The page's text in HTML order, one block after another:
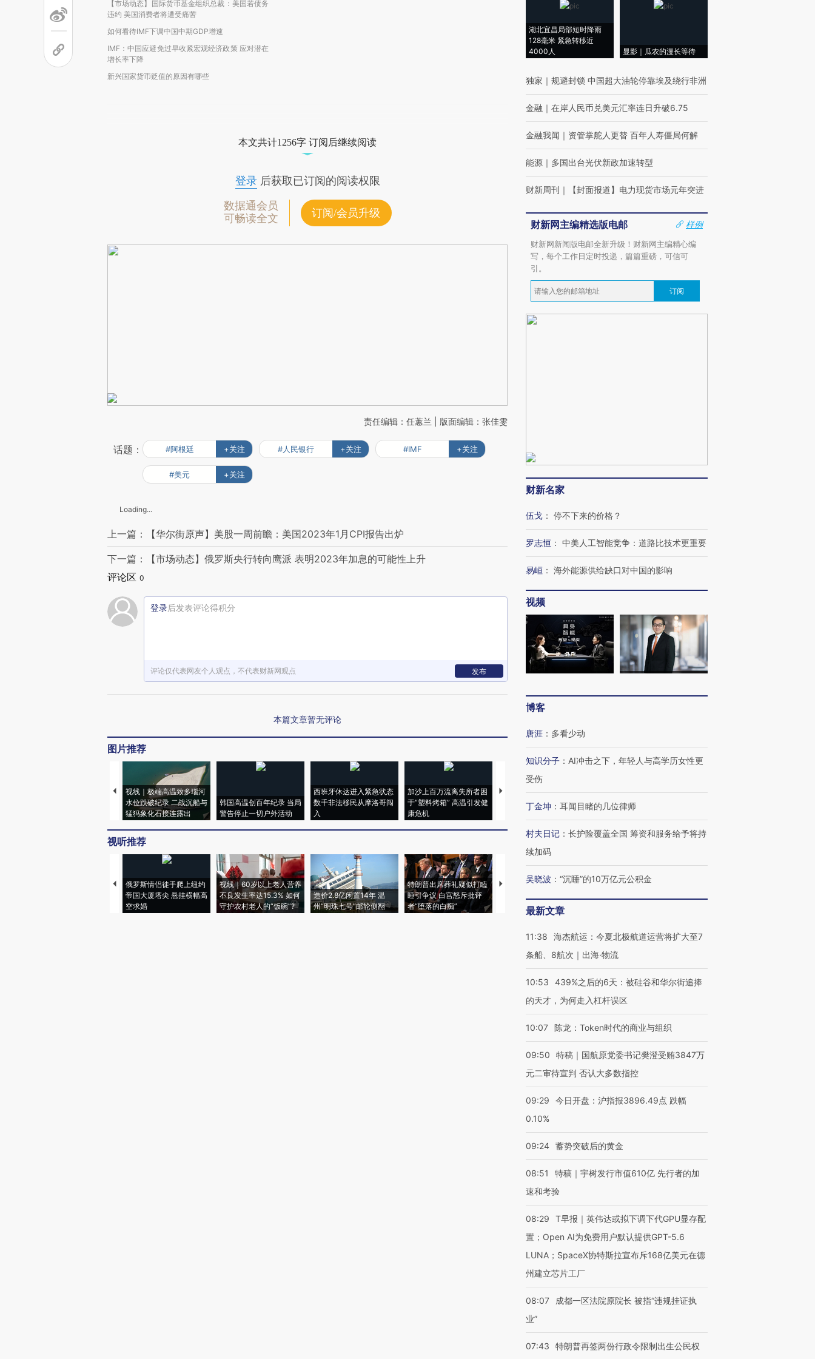
【市场动态】国际货币基金组织总裁：美国若债务
违约 美国消费者将遭受痛苦
如何看待IMF下调中国中期GDP增速
IMF：中国应避免过早收紧宏观经济政策 应对潜在
增长率下降
新兴国家货币贬值的原因有哪些
本文共计1256字 订阅后继续阅读
登录后获取已订阅的阅读权限
数据通会员
可畅读全文
订阅/会员升级
责任编辑：任蕙兰 | 版面编辑：张佳雯
话题： #阿根廷 +关注 #人民银行 +关注 #IMF +关注
#美元 +关注
Loading...
上一篇：【华尔街原声】美股一周前瞻：美国2023年1月CPI报告出炉
下一篇：【市场动态】俄罗斯央行转向鹰派 表明2023年加息的可能性上升
评论区 0
登录后发表评论得积分
评论仅代表网友个人观点，不代表财新网观点 发布
本篇文章暂无评论
图片推荐
视线｜极端高温致多瑙河
水位跌破纪录 二战沉船与
猛犸象化石接连露出
韩国高温创百年纪录 当局
警告停止一切户外活动
西班牙休达进入紧急状态
数千非法移民从摩洛哥闯
入
加沙上百万流离失所者困
于“塑料烤箱” 高温引发健
康危机
视线｜HYROX的吸金
术：是什么让中产们甘
心“花钱找虐”？
马航飞行员跨国走私7万
粒摇头丸 尿检体内含3种
毒品
视线｜被称为“蟑螂”的印
视听推荐
俄罗斯情侣徒手爬上纽约
帝国大厦塔尖 悬挂横幅高
空求婚
视线｜60岁以上老人营养
不良发生率达15.3% 如何
守护农村老人的“饭碗”?
造价2.8亿闲置14年 温
州“明珠七号”邮轮侧翻
特朗普出席葬礼疑似打瞌
睡引争议 白宫怒斥批评
者“堕落的白痴”
视线｜全球最热百城独占
湖北宜昌局部短时降雨
128毫米 紧急转移近
4000人
显影｜瓜农的漫长等待
独家 ｜ 规避封锁 中国超大油轮停靠埃及绕行非洲
金融 ｜ 在岸人民币兑美元汇率连日升破6.75
金融我闻 ｜ 资管掌舵人更替 百年人寿僵局何解
能源 ｜ 多国出台光伏新政加速转型
财新周刊 ｜ 【封面报道】电力现货市场元年突进
财新网主编精选版电邮
样例
财新网新闻版电邮全新升级！财新网主编精心编
写，每个工作日定时投递，篇篇重磅，可信可
引。
订阅
财新名家
伍戈 ： 停不下来的价格？
罗志恒 ： 中美人工智能竞争：道路比技术更重要
易峘 ： 海外能源供给缺口对中国的影响
视频
博客
唐涯 ： 多看少动
知识分子 ： AI冲击之下，年轻人与高学历女性更
受伤
丁金坤 ： 耳闻目睹的几位律师
村夫日记 ： 长护险覆盖全国 筹资和服务给予将持
续加码
吴晓波 ： “沉睡”的10万亿元公积金
最新文章
11:38
海杰航运：今夏北极航道运营将扩大至7
条船、8航次｜出海·物流
10:53
439%之后的6天：被硅谷和华尔街追捧
的天才，为何走入杠杆误区
10:07 陈龙：Token时代的商业与组织
09:50
特稿｜国航原党委书记樊澄受贿3847万
元二审待宣判 否认大多数指控
09:29
今日开盘：沪指报3896.49点 跌幅
0.10%
09:24 蓄势突破后的黄金
08:51
特稿｜宇树发行市值610亿 先行者的加
速和考验
08:29
T早报｜英伟达或拟下调下代GPU显存配
置；Open AI为免费用户默认提供GPT-5.6
LUNA；SpaceX协特斯拉宣布斥168亿美元在德
州建立芯片工厂
08:07
成都一区法院原院长 被指“违规挂证执
业”
07:43 特朗普再签两份行政令限制出生公民权